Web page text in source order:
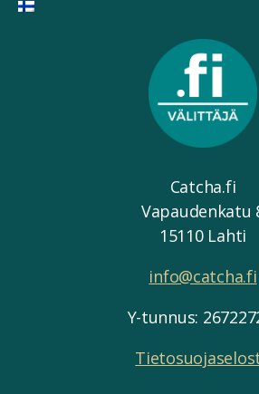
Catcha.fi
Vapaudenkatu
15110 Lahti
info@catcha.fi
Y-tunnus: